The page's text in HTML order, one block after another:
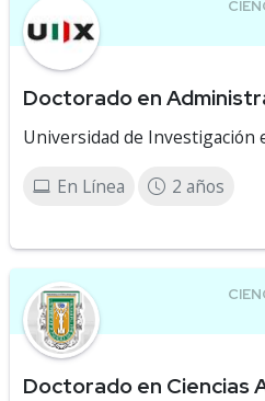
Doctorado en
Universidad de Investigación
En Línea 2 años
Doctorado en Ciencias